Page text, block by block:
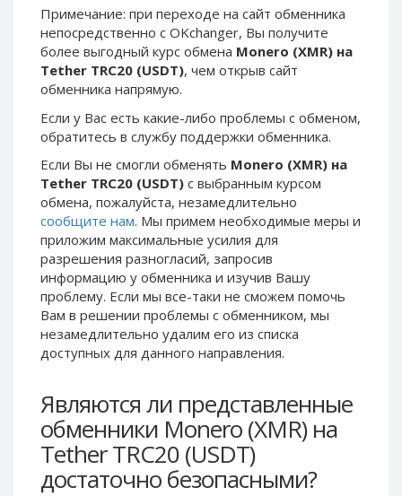
Примечание: при переходе на сайт обменника
непосредственно c OKchanger, Вы получите
более выгодный курс обмена Monero (XMR) на
Tether TRC20 (USDT), чем открыв сайт
обменника напрямую.
Если у Вас есть какие-либо проблемы с обменом,
обратитесь в службу поддержки обменника.
Если Вы не смогли обменять Monero (XMR) на
Tether TRC20 (USDT) с выбранным курсом
обмена, пожалуйста, незамедлительно
сообщите нам. Мы примем необходимые меры и
приложим максимальные усилия для
разрешения разногласий, запросив
информацию у обменника и изучив Вашу
проблему. Если мы все-таки не сможем помочь
Вам в решении проблемы c обменником, мы
незамедлительно удалим его из списка
доступных для данного направления.
Являются ли представленные
обменники Monero (XMR) на
Tether TRC20 (USDT)
достаточно безопасными?
Polkadot
(DOT)
Tezos (XTZ)
Bitcoin
Binance USD (BUSD)
ICON (ICX)
OMG
Network (OMG)
BAT (BAT)
0x (ZRX)
Cosmos
(ATOM)
Algorand
(ALGO)
Gold (BTG)
Qtum (QTUM)
BitTorrent
Ravencoin
Polkadot
(DOT)
Binance USD (BUSD)
ICON (ICX)
Network (OMG)
Cosmos
(ATOM)
(ALGO)
Qtum (QTUM)
BitTorrent
(BTT)